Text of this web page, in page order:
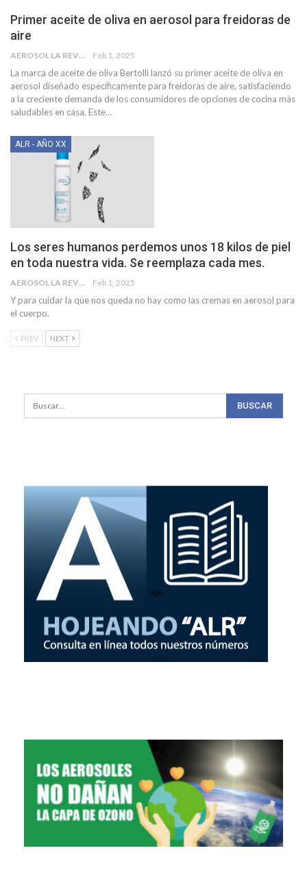
Primer aceite de oliva en aerosol para freidoras de
aire
AEROSOL LA REVISTA Feb 1, 2025
La marca de aceite de oliva Bertolli lanzó su primer aceite de oliva en
aerosol diseñado específicamente para freidoras de aire, satisfaciendo
a la creciente demanda de los consumidores de opciones de cocina más
saludables en casa. Este…
ALR - AÑO XX
Los seres humanos perdemos unos 18 kilos de piel
en toda nuestra vida. Se reemplaza cada mes.
AEROSOL LA REVISTA Feb 1, 2025
Y para cuidar la que nos queda no hay como las cremas en aerosol para
el cuerpo.
PREV NEXT